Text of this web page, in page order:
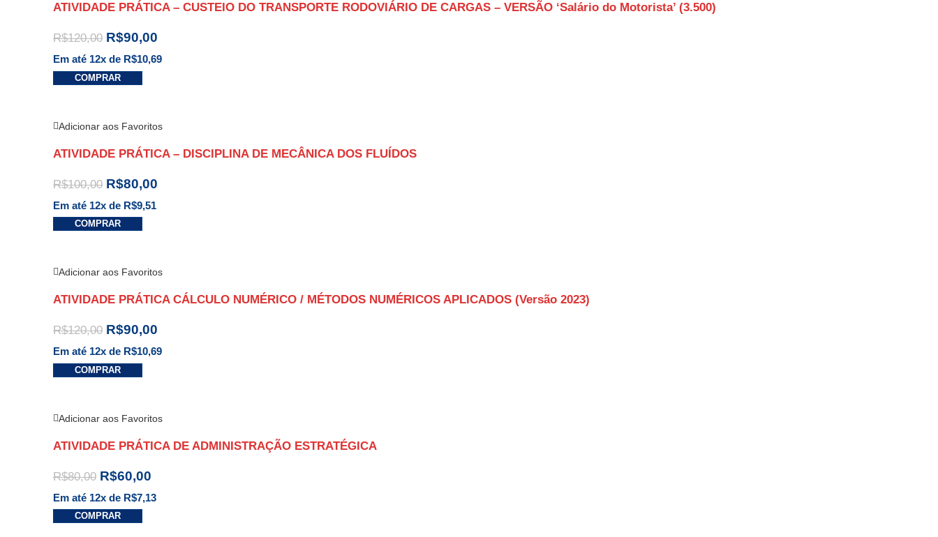
ATIVIDADE PRÁTICA – CUSTEIO DO TRANSPORTE RODOVIÁRIO DE CARGAS – VERSÃO ‘Salário do Motorista’ (3.500)
R$120,00 R$90,00
Em até 12x de R$10,69
COMPRAR
Adicionar aos Favoritos
ATIVIDADE PRÁTICA – DISCIPLINA DE MECÂNICA DOS FLUÍDOS
R$100,00 R$80,00
Em até 12x de R$9,51
COMPRAR
Adicionar aos Favoritos
ATIVIDADE PRÁTICA CÁLCULO NUMÉRICO / MÉTODOS NUMÉRICOS APLICADOS (Versão 2023)
R$120,00 R$90,00
Em até 12x de R$10,69
COMPRAR
Adicionar aos Favoritos
ATIVIDADE PRÁTICA DE ADMINISTRAÇÃO ESTRATÉGICA
R$80,00 R$60,00
Em até 12x de R$7,13
COMPRAR